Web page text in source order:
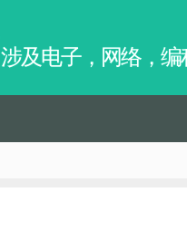
涉及电子，网络，编